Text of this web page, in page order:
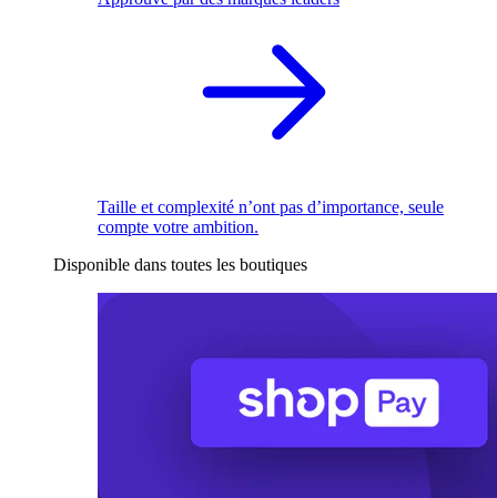
Taille et complexité n’ont pas d’importance, seule
compte votre ambition.
Disponible dans toutes les boutiques